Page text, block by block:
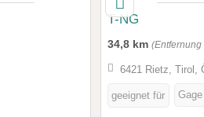
T-NG
34,8 km (Entfernung
6421 Rietz, Tirol,
geeignet für Gage